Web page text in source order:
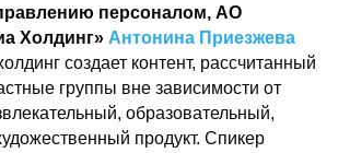
персоналом, АО
Холдинг» Антонина Приезжева
создает контент, рассчитанный
группы вне зависимости от
образовательный,
продукт. Спикер